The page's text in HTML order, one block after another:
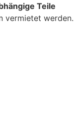
Teile
vermietet werden.